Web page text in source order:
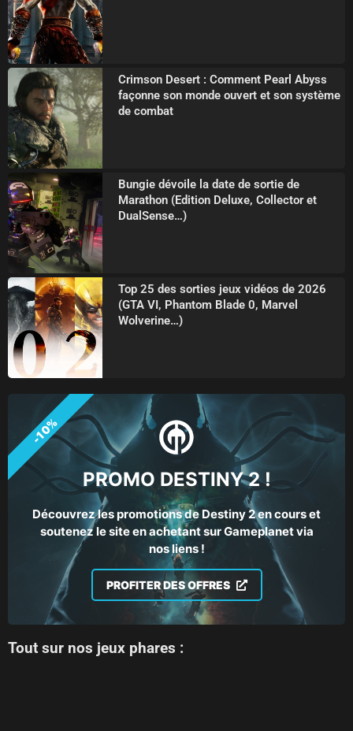
Crimson Desert : Comment Pearl Abyss
façonne son monde ouvert et son système
de combat
Bungie dévoile la date de sortie de
Marathon (Edition Deluxe, Collector et
DualSense…)
Top 25 des sorties jeux vidéos de 2026
(GTA VI, Phantom Blade 0, Marvel
Wolverine…)
PROMO DESTINY 2 !
Découvrez les promotions de Destiny 2 en cours et
soutenez le site en achetant sur Gameplanet via
nos liens !
PROFITER DES OFFRES
-10%
Tout sur nos jeux phares :